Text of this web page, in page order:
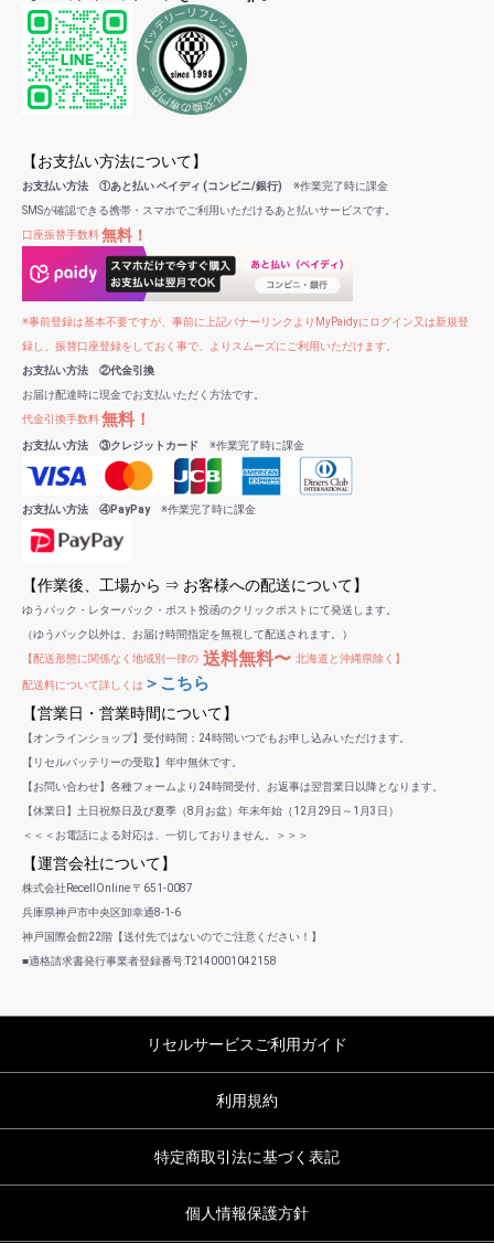
【お支払い方法について】
お支払い方法 ①あと払い ペイディ (コンビニ/銀行) ※作業完了時に課金
SMSが確認できる携帯・スマホでご利用いただけるあと払いサービスです。
口座振替手数料無料！
※事前登録は基本不要ですが、事前に上記バナーリンクよりMyPaidyにログイン又は新規登
録し、振替口座登録をしておく事で、よりスムーズにご利用いただけます。
お支払い方法 ②代金引換
お届け配達時に現金でお支払いただく方法です。
代金引換手数料無料！
お支払い方法 ③クレジットカード ※作業完了時に課金
お支払い方法 ④PayPay※作業完了時に課金
【作業後、工場から ⇒ お客様への配送について】
ゆうパック・レターパック・ポスト投函のクリックポストにて発送します。
（ゆうパック以外は、お届け時間指定を無視して配送されます。）
【配送形態に関係なく地域別一律の 送料無料〜 北海道と沖縄県除く】
配送料について詳しくは ＞こちら
【営業日・営業時間について】
【オンラインショップ】受付時間：24時間いつでもお申し込みいただけます。
【リセルバッテリーの受取】年中無休です。
【お問い合わせ】各種フォームより24時間受付、お返事は翌営業日以降となります。
【休業日】土日祝祭日及び夏季（8月お盆）年末年始（12月29日～1月3日）
＜＜＜お電話による対応は、一切しておりません。＞＞＞
【運営会社について】
株式会社RecellOnline 〒651-0087
兵庫県神戸市中央区卸幸通8-1-6
神戸国際会館22階【送付先ではないのでご注意ください！】
■適格請求書発行事業者登録番号:T2140001042158
リセルサービスご利用ガイド
利用規約
特定商取引法に基づく表記
個人情報保護方針